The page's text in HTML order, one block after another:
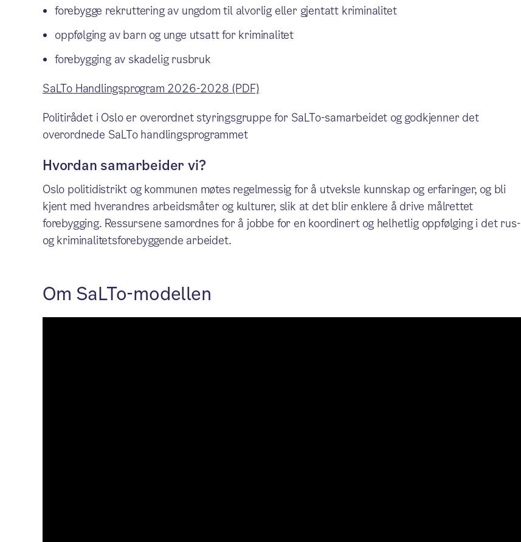
forebygge rekruttering av ungdom til alvorlig eller gjentatt kriminalitet
oppfølging av barn og unge utsatt for kriminalitet
forebygging av skadelig rusbruk
SaLTo Handlingsprogram 2026-2028 (PDF)
Politirådet i Oslo er overordnet styringsgruppe for SaLTo-samarbeidet og godkjenner det
overordnede SaLTo handlingsprogrammet
Hvordan samarbeider vi?
Oslo politidistrikt og kommunen møtes regelmessig for å utveksle kunnskap og erfaringer, og bli
kjent med hverandres arbeidsmåter og kulturer, slik at det blir enklere å drive målrettet
forebygging. Ressursene samordnes for å jobbe for en koordinert og helhetlig oppfølging i det rus-
og kriminalitetsforebyggende arbeidet.
Om SaLTo-modellen